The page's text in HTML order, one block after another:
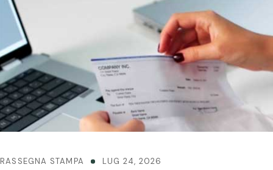
RASSEGNA STAMPA LUG 24, 2026